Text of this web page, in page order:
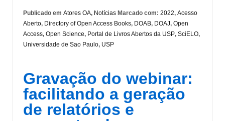
Publicado em Atores OA, Notícias Marcado com: 2022, Acesso
Aberto, Directory of Open Access Books, DOAB, DOAJ, Open
Access, Open Science, Portal de Livros Abertos da USP, SciELO,
Universidade de Sao Paulo, USP
Gravação do webinar:
facilitando a geração
de relatórios e